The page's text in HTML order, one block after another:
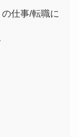
仕事/転職に